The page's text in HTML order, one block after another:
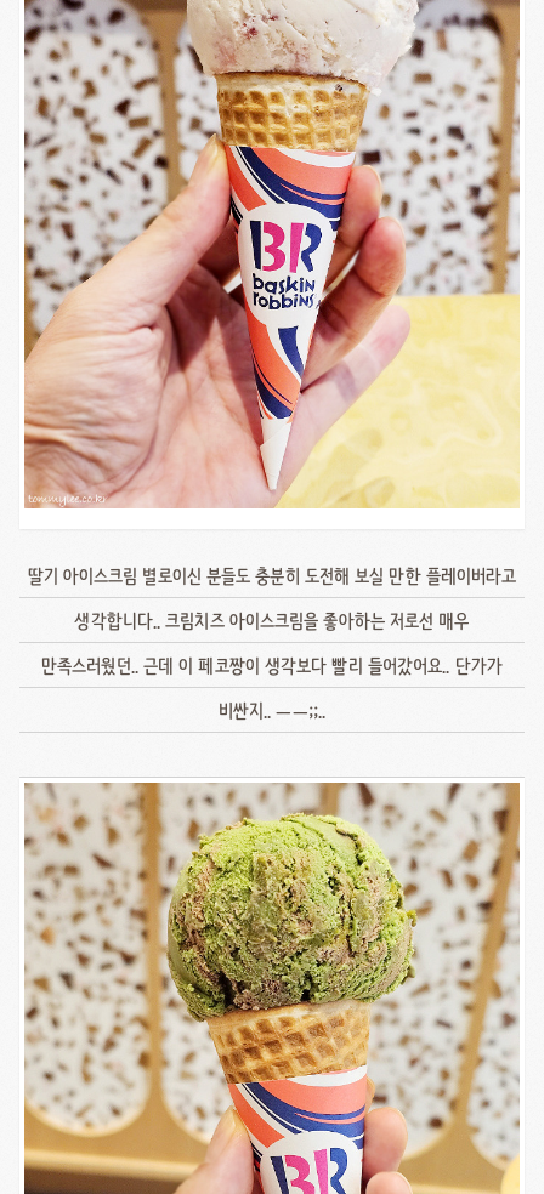
딸기 아이스크림 별로이신 분들도 충분히 도전해 보실 만한 플레이버라고
생각합니다.. 크림치즈 아이스크림을 좋아하는 저로선 매우
만족스러웠던.. 근데 이 페코짱이 생각보다 빨리 들어갔어요.. 단가가
비싼지.. ㅡㅡ;;..